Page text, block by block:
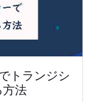
トランジシ
方法